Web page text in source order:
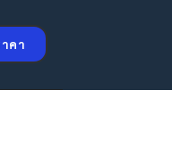
คา